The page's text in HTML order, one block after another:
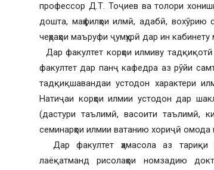
профессор Д.Т. Тоҷиев ва толори
дошта, маҳфилҳои илмӣ, адабӣ, вохӯрию
чеҳраҳои маъруфи ҷумҳурӣ дар ин
Дар факултет корҳои илмиву
факултет дар панҷ кафедра аз рӯйи
тадқиқшавандаи устодон характери
Натиҷаи корҳои илмии устодон дар
(дастури таълимӣ, васоити таълимӣ,
семинарҳои илмии ватанию хориҷӣ
Дар факултет ҳамасола аз тариқи
лаёқатманд рисолаҳои номзадию